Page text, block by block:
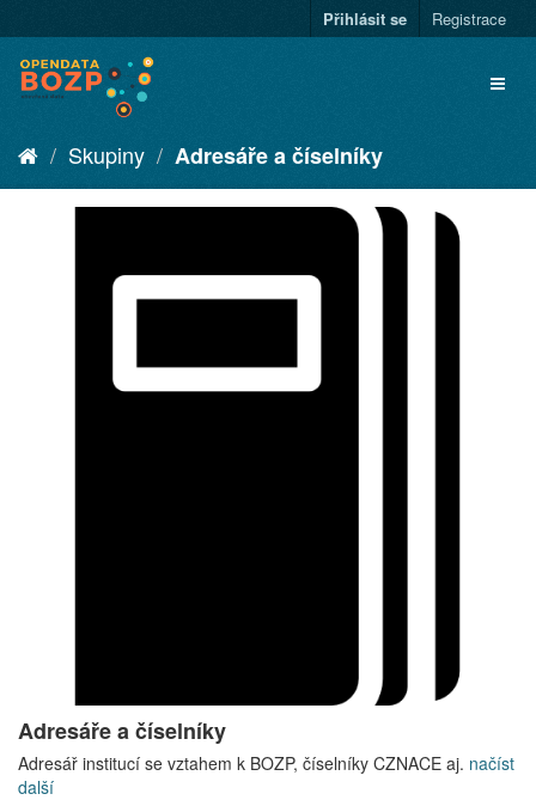
Přihlásit se Registrace
Skupiny Adresáře a číselníky
Adresáře a číselníky
Adresář institucí se vztahem k BOZP, číselníky CZNACE aj. načíst
další